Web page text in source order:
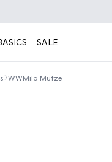
SALE
WWMilo Mütze